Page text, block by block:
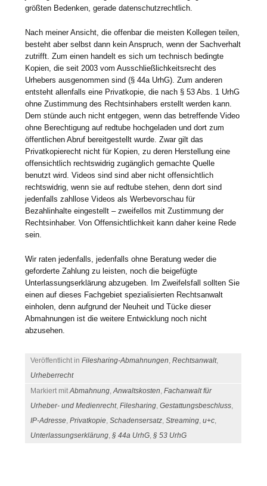
größten Bedenken, gerade datenschutzrechtlich.
Nach meiner Ansicht, die offenbar die meisten Kollegen teilen,
besteht aber selbst dann kein Anspruch, wenn der Sachverhalt
zutrifft. Zum einen handelt es sich um technisch bedingte
Kopien, die seit 2003 vom Ausschließlichkeitsrecht des
Urhebers ausgenommen sind (§ 44a UrhG). Zum anderen
entsteht allenfalls eine Privatkopie, die nach § 53 Abs. 1 UrhG
ohne Zustimmung des Rechtsinhabers erstellt werden kann.
Dem stünde auch nicht entgegen, wenn das betreffende Video
ohne Berechtigung auf redtube hochgeladen und dort zum
öffentlichen Abruf bereitgestellt wurde. Zwar gilt das
Privatkopierecht nicht für Kopien, zu deren Herstellung eine
offensichtlich rechtswidrig zugänglich gemachte Quelle
benutzt wird. Videos sind sind aber nicht offensichtlich
rechtswidrig, wenn sie auf redtube stehen, denn dort sind
jedenfalls zahllose Videos als Werbevorschau für
Bezahlinhalte eingestellt – zweifellos mit Zustimmung der
Rechtsinhaber. Von Offensichtlichkeit kann daher keine Rede
sein.
Wir raten jedenfalls, jedenfalls ohne Beratung weder die
geforderte Zahlung zu leisten, noch die beigefügte
Unterlassungserklärung abzugeben. Im Zweifelsfall sollten Sie
einen auf dieses Fachgebiet spezialisierten Rechtsanwalt
einholen, denn aufgrund der Neuheit und Tücke dieser
Abmahnungen ist die weitere Entwicklung noch nicht
abzusehen.
Veröffentlicht inFilesharing-Abmahnungen,Rechtsanwalt,
Urheberrecht
Markiert mitAbmahnung,Anwaltskosten,Fachanwalt für
Urheber- und Medienrecht,Filesharing,Gestattungsbeschluss,
IP-Adresse,Privatkopie,Schadensersatz,Streaming,u+c,
Unterlassungserklärung,§ 44a UrhG,§ 53 UrhG